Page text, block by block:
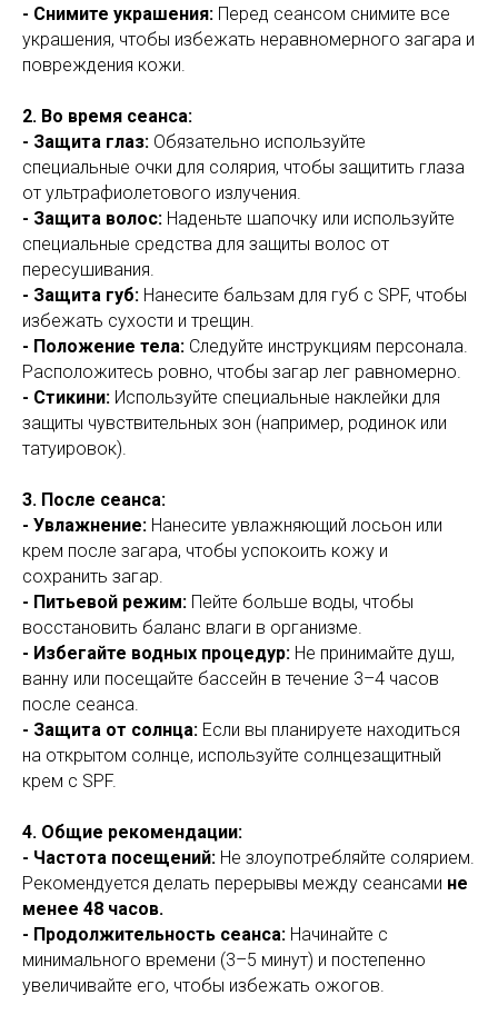
- Снимите украшения: Перед сеансом снимите все
украшения, чтобы избежать неравномерного загара и
повреждения кожи.
2. Во время сеанса:
- Защита глаз: Обязательно используйте
специальные очки для солярия, чтобы защитить глаза
от ультрафиолетового излучения.
- Защита волос: Наденьте шапочку или используйте
специальные средства для защиты волос от
пересушивания.
- Защита губ: Нанесите бальзам для губ с SPF, чтобы
избежать сухости и трещин.
- Положение тела: Следуйте инструкциям персонала.
Расположитесь ровно, чтобы загар лег равномерно.
- Стикини: Используйте специальные наклейки для
защиты чувствительных зон (например, родинок или
татуировок).
3. После сеанса:
- Увлажнение: Нанесите увлажняющий лосьон или
крем после загара, чтобы успокоить кожу и
сохранить загар.
- Питьевой режим: Пейте больше воды, чтобы
восстановить баланс влаги в организме.
- Избегайте водных процедур: Не принимайте душ,
ванну или посещайте бассейн в течение 3–4 часов
после сеанса.
- Защита от солнца: Если вы планируете находиться
на открытом солнце, используйте солнцезащитный
крем с SPF.
4. Общие рекомендации:
- Частота посещений: Не злоупотребляйте солярием.
Рекомендуется делать перерывы между сеансами не
менее 48 часов.
- Продолжительность сеанса: Начинайте с
минимального времени (3–5 минут) и постепенно
увеличивайте его, чтобы избежать ожогов.